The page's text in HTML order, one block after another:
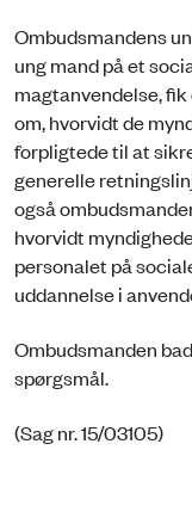
Ombudsmandens
ung mand på et
magtanvendelse,
om, hvorvidt de
forpligtede til at
generelle
også
hvorvidt
personalet på
uddannelse i
Ombudsmanden
spørgsmål.
(Sag nr. 15/03105)